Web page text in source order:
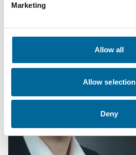
Marketing
Allow all
Allow selection
Deny
mario.schnepper@amokabel.de